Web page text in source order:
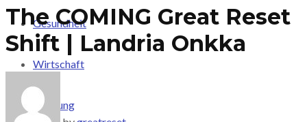
Gesundheit
Wirtschaft
Meinung
The COMING Great Reset
Shift | Landria Onkka